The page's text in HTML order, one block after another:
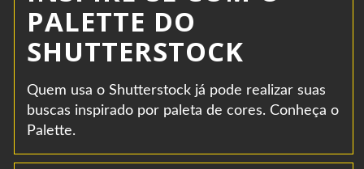
PALETTE DO
SHUTTERSTOCK
Quem usa o Shutterstock já pode realizar suas
buscas inspirado por paleta de cores. Conheça o
Palette.